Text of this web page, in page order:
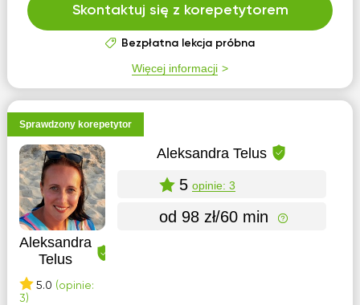
Skontaktuj się z korepetytorem
Bezpłatna lekcja próbna
Więcej informacji
Sprawdzony korepetytor
Aleksandra
Telus
5.0 (opinie:
3)
Aleksandra Telus
5 opinie: 3
od 98 zł/60 min